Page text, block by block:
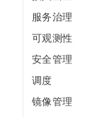
服务治理
可观测性
安全管理
调度
镜像管理
迁移与运维管理
专有云